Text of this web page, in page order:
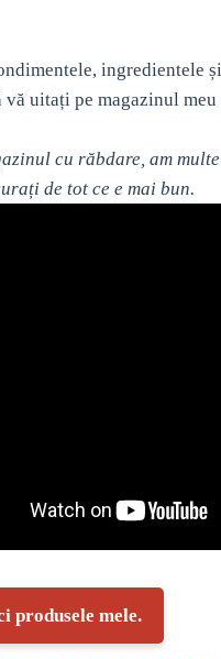
ingredientele
vă uitați pe magazinul
cu răbdare, am
de tot ce e mai bun.
produsele mele.